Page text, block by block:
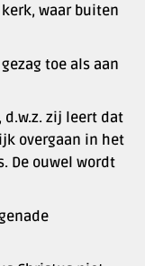
waar buiten
toe als aan
zij leert dat
overgaan in het
De ouwel wordt